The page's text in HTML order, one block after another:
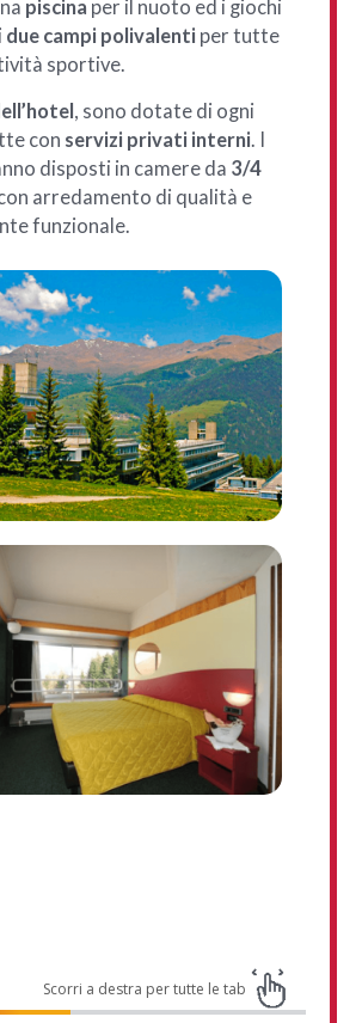
piscina per il nuoto ed i giochi
due campi polivalenti per tutte
sportive.
, sono dotate di ogni
con servizi privati interni. I
disposti in camere da 3/4
arredamento di qualità e
funzionale.